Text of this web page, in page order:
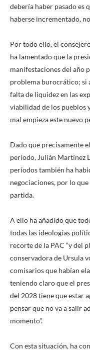
debería haber pasado es
haberse incrementado,
Por todo ello, el
ha lamentado que la
manifestaciones del año
problema burocrático; si
falta de liquidez en las
viabilidad de los pueblos
mal empieza este nuevo
Dado que precisamente
período, Julián Martínez
períodos también ha
negociaciones, por lo
partida.
A ello ha añadido que
todas las ideologías
recorte de la PAC “y del
conservadora de Ursula
comisarios que habían
teniendo claro que el
del 2028 tiene que estar
pensar que no va a salir
momento”.
Con esta situación, ha